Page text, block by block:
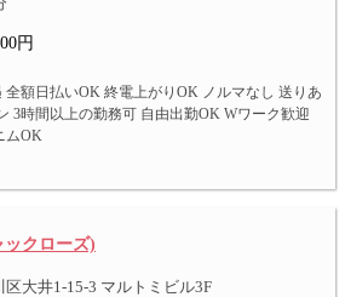
円
全額日払いOK 終電上がりOK ノルマなし 送りあ
3時間以上の勤務可 自由出勤OK Wワーク歓迎
ムOK
ックローズ)
大井1-15-3 マルトミビル3F